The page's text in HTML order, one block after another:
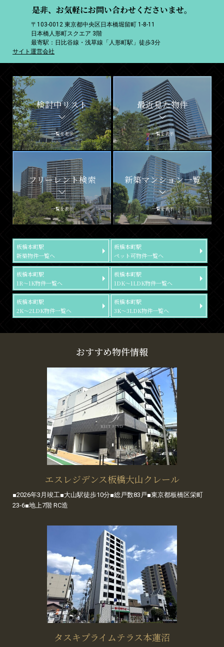
是非、お気軽にお問い合わせくださいませ。
〒103-0012 東京都中央区日本橋堀留町 1-8-11
日本橋人形町スクエア 3階
最寄駅：日比谷線・浅草線「人形町駅」徒歩3分
サイト運営会社
検討中リスト
一覧を表示
最近見た物件
一覧を表示
フリーレント検索
一覧を表示
新築マンション一覧
一覧を表示
板橋本町駅
新築物件一覧へ
板橋本町駅
ペット可物件一覧へ
板橋本町駅
1R～1K物件一覧へ
板橋本町駅
1DK～1LDK物件一覧へ
板橋本町駅
2K～2LDK物件一覧へ
板橋本町駅
3K～3LDK物件一覧へ
おすすめ物件情報
エスレジデンス板橋大山クレール
■2026年3月竣工■大山駅徒歩10分■総戸数83戸■東京都板橋区栄町
23-6■地上7階 RC造
タスキプライムテラス本蓮沼